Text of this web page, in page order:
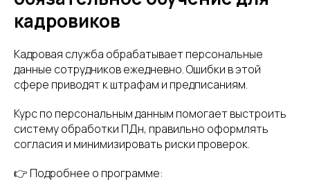
кадровиков
Кадровая служба обрабатывает персональные
данные сотрудников ежедневно. Ошибки в этой
сфере приводят к штрафам и предписаниям.
Курс по персональным данным помогает выстроить
систему обработки ПДн, правильно оформлять
согласия и минимизировать риски проверок.
👉 Подробнее о программе: